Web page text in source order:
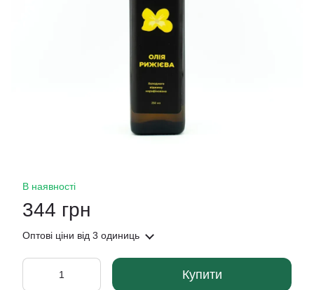
В наявності
344 грн
Оптові ціни від 3 одиниць
Купити